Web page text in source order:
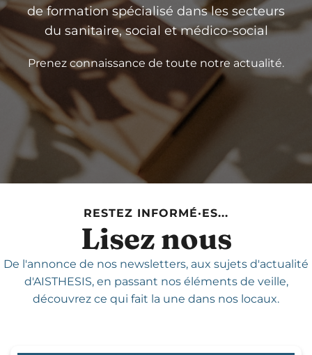
de formation spécialisé dans les secteurs
du sanitaire, social et médico-social
Prenez connaissance de toute notre actualité.
RESTEZ INFORMÉ·ES...
Lisez nous
De l'annonce de nos newsletters, aux sujets d'actualité
d'AISTHESIS,en passant nos éléments de veille,
découvrez ce qui fait la une dans nos locaux.